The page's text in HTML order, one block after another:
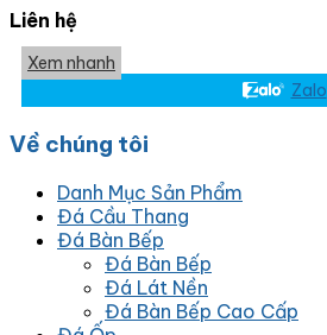
Liên hệ
Xem nhanh
Zalo
Về chúng tôi
Danh Mục Sản Phẩm
Đá Cầu Thang
Đá Bàn Bếp
Đá Bàn Bếp
Đá Lát Nền
Đá Bàn Bếp Cao Cấp